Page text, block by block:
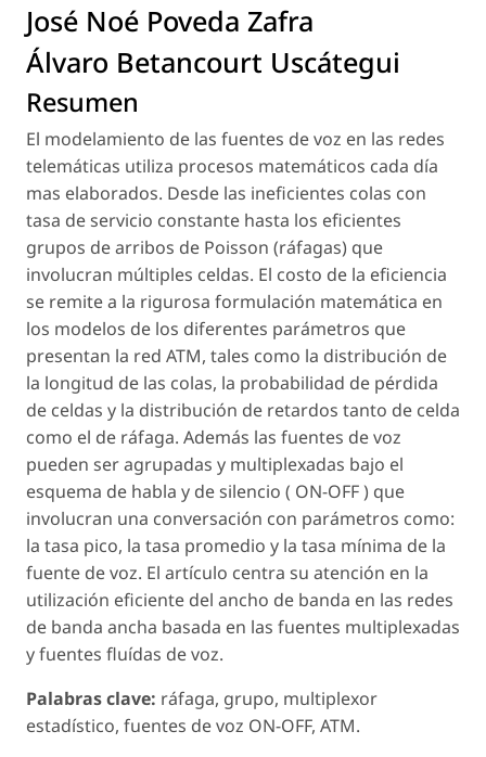
José Noé Poveda Zafra
Álvaro Betancourt Uscátegui
Resumen
El modelamiento de las fuentes de voz en las redes
telemáticas utiliza procesos matemáticos cada día
mas elaborados. Desde las ineficientes colas con
tasa de servicio constante hasta los eficientes
grupos de arribos de Poisson (ráfagas) que
involucran múltiples celdas. El costo de la eficiencia
se remite a la rigurosa formulación matemática en
los modelos de los diferentes parámetros que
presentan la red ATM, tales como la distribución de
la longitud de las colas, la probabilidad de pérdida
de celdas y la distribución de retardos tanto de celda
como el de ráfaga. Además las fuentes de voz
pueden ser agrupadas y multiplexadas bajo el
esquema de habla y de silencio ( ON-OFF ) que
involucran una conversación con parámetros como:
la tasa pico, la tasa promedio y la tasa mínima de la
fuente de voz. El artículo centra su atención en la
utilización eficiente del ancho de banda en las redes
de banda ancha basada en las fuentes multiplexadas
y fuentes fluídas de voz.
Palabras clave: ráfaga, grupo, multiplexor
estadístico, fuentes de voz ON-OFF, ATM.